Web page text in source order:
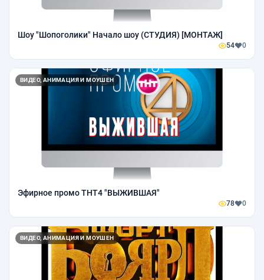
Шоу "Шопоголики" Начало шоу (СТУДИЯ) [МОНТАЖ]
54 0
ВИДЕО, АНИМАЦИЯ И МОУШЕН
Эфирное промо ТНТ4 "ВЫЖИВШАЯ"
78 0
ВИДЕО, АНИМАЦИЯ И МОУШЕН